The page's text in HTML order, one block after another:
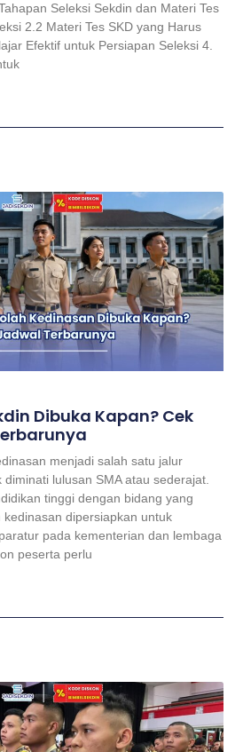
Seleksi Sekdin dan Materi Tes
2.2 Materi Tes SKD yang Harus
Efektif untuk Persiapan Seleksi 4.
Dibuka Kapan? Cek
menjadi salah satu jalur
lulusan SMA atau sederajat.
tinggi dengan bidang yang
dipersiapkan untuk
pada kementerian dan lembaga
peserta perlu